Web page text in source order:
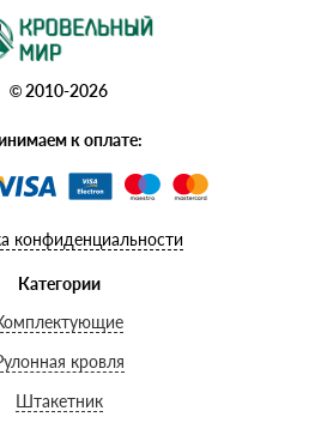
© 2010-2026
к оплате:
конфиденциальности
Категории
кровля
Штакетник